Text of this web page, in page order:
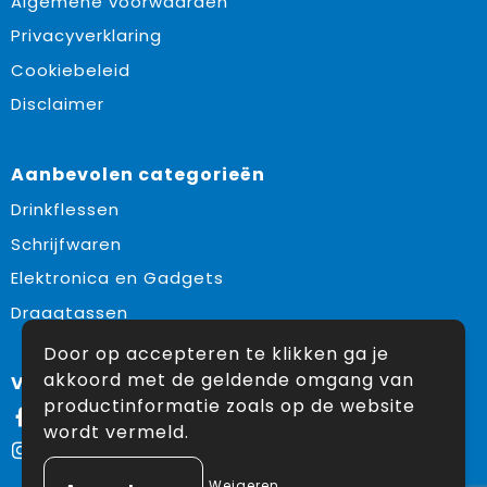
Gehoorbescherming
Schoenentassen
Schoudertassen
Sporttassen
Strandtassen
Toilettassen
Trolleys
Waterbestendige tassen
Reistassensets
Medailles en prijzen
Nekwarmers
Hoofdbanden
Caps, hoeden en mutsen
Yoga en sportmatten
Privacyverklaring
Cookiebeleid
Disclaimer
Aanbevolen categorieën
Drinkflessen
Schrijfwaren
Elektronica en Gadgets
Draagtassen
Volg ons op:
Facebook
Instagram
Door op accepteren te klikken ga je
akkoord met de geldende omgang van
productinformatie zoals op de website
wordt vermeld.